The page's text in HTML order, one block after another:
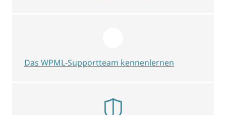
Das WPML-Supportteam kennenlernen